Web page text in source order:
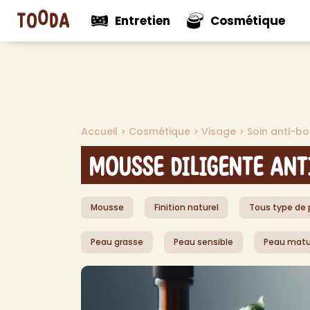
Entretien
Nouveautés
>
Cosmétique
Accueil > Cosmétique > Visage > Soin anti-
Mousse Diligente
Mousse Finition naturel Tous type de
Peau grasse Peau sensible Peau